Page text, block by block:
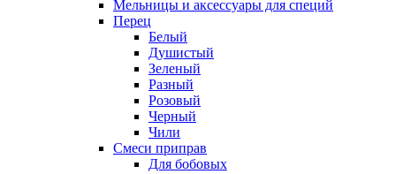
Мельницы и аксессуары для специй
Перец
Белый
Душистый
Зеленый
Разный
Розовый
Черный
Чили
Смеси приправ
Для бобовых